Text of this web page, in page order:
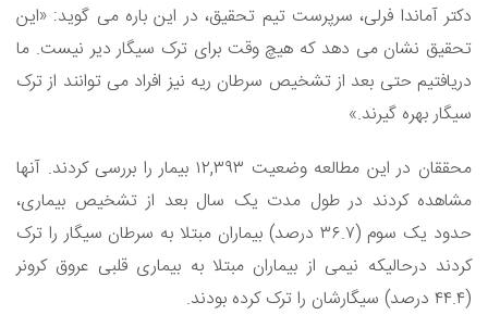
دکتر آماندا فرلی، سرپرست تیم تحقیق، در این باره می گوید: «این
تحقیق نشان می دهد که هیچ وقت برای ترک سیگار دیر نیست. ما
دریافتیم حتی بعد از تشخیص سرطان ریه نیز افراد می توانند از ترک
سیگار بهره گیرند.»
محققان در این مطالعه وضعیت ۱۲,۳۹۳ بیمار را بررسی کردند. آنها
مشاهده کردند در طول مدت یک سال بعد از تشخیص بیماری،
حدود یک سوم (۳۶.۷ درصد) بیماران مبتلا به سرطان سیگار را ترک
کردند درحالیکه نیمی از بیماران مبتلا به بیماری قلبی عروق کرونر
(۴۴.۴ درصد) سیگارشان را ترک کرده بودند.